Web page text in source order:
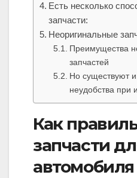
Есть несколько
запчасти:
Неоригинальные
Преимущества
запчастей
Но существуют
неудобства при
Как
запчасти
автомобиля